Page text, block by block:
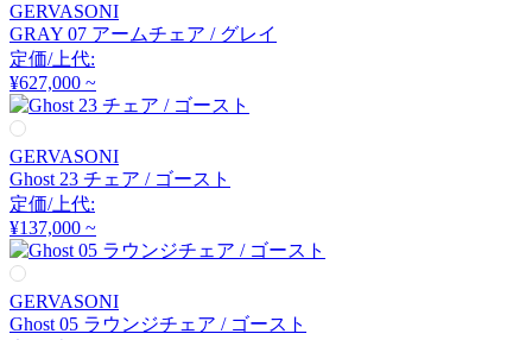
Cerantola
チェラントラ
CHAISES NICOLLE
シェーズ・ニコル
Coccole
GERVASONI
GRAY 07 アームチェア / グレイ
定価/上代:
¥627,000 ~
GERVASONI
Ghost 23 チェア / ゴースト
定価/上代:
¥137,000 ~
GERVASONI
Ghost 05 ラウンジチェア / ゴースト